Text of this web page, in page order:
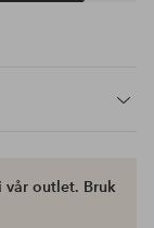
vår outlet. Bruk